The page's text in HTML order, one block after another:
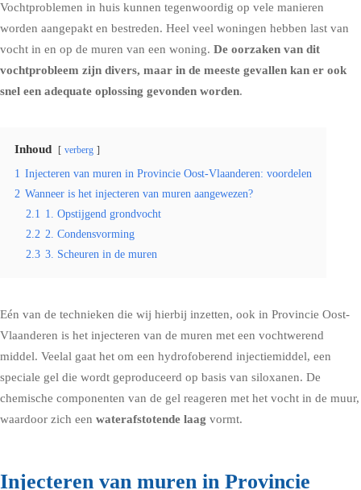
Vochtproblemen in huis kunnen tegenwoordig op vele manieren
worden aangepakt en bestreden. Heel veel woningen hebben last van
vocht in en op de muren van een woning. De oorzaken van dit
vochtprobleem zijn divers, maar in de meeste gevallen kan er ook
snel een adequate oplossing gevonden worden.
Inhoud verberg
1 Injecteren van muren in Provincie Oost-Vlaanderen: voordelen
2 Wanneer is het injecteren van muren aangewezen?
2.1 1. Opstijgend grondvocht
2.2 2. Condensvorming
2.3 3. Scheuren in de muren
Eén van de technieken die wij hierbij inzetten, ook in Provincie Oost-
Vlaanderen is het injecteren van de muren met een vochtwerend
middel. Veelal gaat het om een hydrofoberend injectiemiddel, een
speciale gel die wordt geproduceerd op basis van siloxanen. De
chemische componenten van de gel reageren met het vocht in de muur,
waardoor zich een waterafstotende laag vormt.
Injecteren van muren in Provincie